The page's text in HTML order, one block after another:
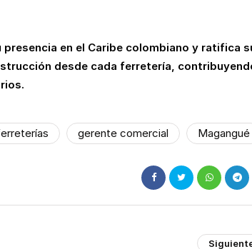
en el Caribe colombiano y ratifica
desde cada ferretería,
gerente comercial Magangué